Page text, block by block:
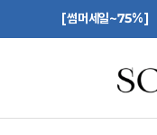
[썸머세일~75%]